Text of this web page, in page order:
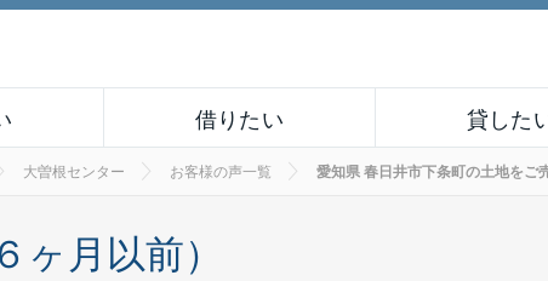
借りたい 貸した
大曽根センター お客様の声一覧 愛知県 春日井市下条町の土地を
ヶ月以前）